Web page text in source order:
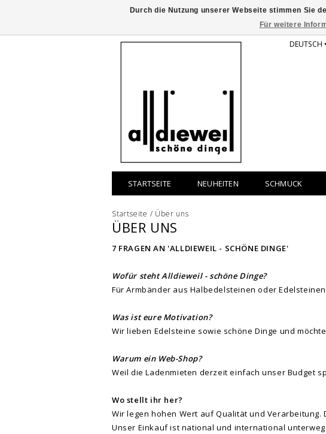
DEUTSCH
STARTSEITE NEUHEITEN SCHMUCK
Startseite / Über uns
ÜBER UNS
7 FRAGEN AN 'ALLDIEWEIL - SCHÖNE DINGE'
Wofür steht Alldieweil - schöne Dinge?
Für Armbänder aus Halbedelsteinen oder
Was ist eure Motivation?
Wir lieben Edelsteine sowie schöne Dinge und
Warum ein Web-Shop?
Weil die Ladenmieten derzeit einfach unser Budget
Wo stellt ihr her?
Wir legen hohen Wert auf Qualität und
Unser Einkauf ist national und international
Durch die Nutzung unserer Webseite stimmen Sie
Für weitere